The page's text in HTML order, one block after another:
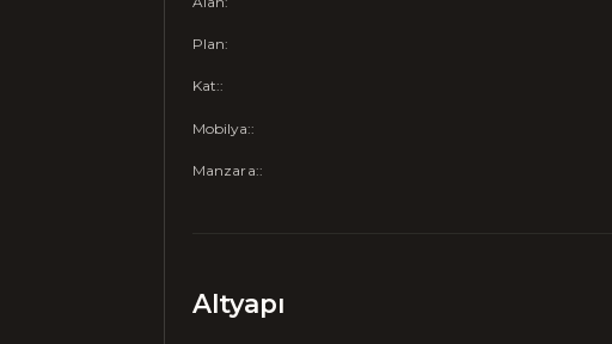
Plan:
Kat::
Mobilya::
Manzara::
Altyapı